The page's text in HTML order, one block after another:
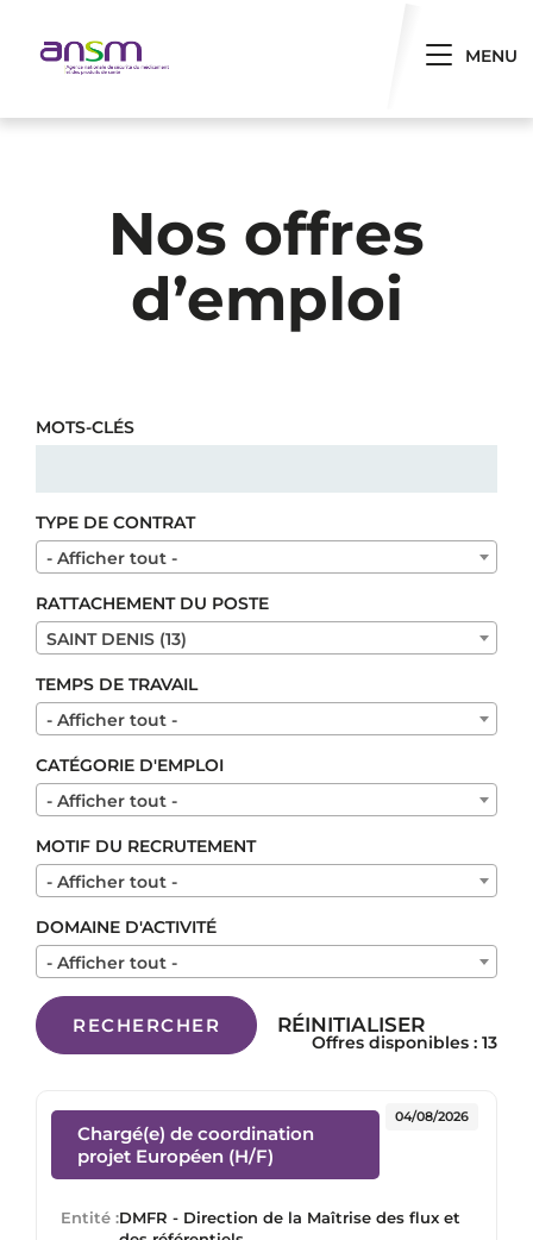
Toggle
MENU
Nos offres
d’emploi
MOTS-CLÉS
TYPE DE CONTRAT
- Afficher tout -
RATTACHEMENT DU POSTE
SAINT DENIS (13)
TEMPS DE TRAVAIL
- Afficher tout -
CATÉGORIE D'EMPLOI
- Afficher tout -
MOTIF DU RECRUTEMENT
- Afficher tout -
DOMAINE D'ACTIVITÉ
- Afficher tout -
RECHERCHER RÉINITIALISER
Offres disponibles : 13
Chargé(e) de coordination
projet Européen (H/F)
Entité :DMFR - Direction de la Maîtrise des flux et
04/08/2026